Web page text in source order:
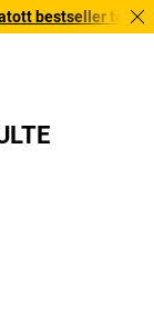
bestseller